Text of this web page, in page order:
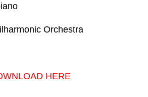
Orchestra
HERE